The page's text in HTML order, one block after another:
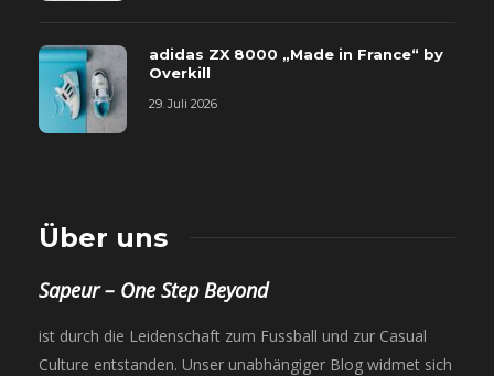
adidas ZX 8000 „Made in France“ by
Overkill
29. Juli 2026
Über uns
Sapeur – One Step Beyond
ist durch die Leidenschaft zum Fussball und zur Casual
Culture entstanden. Unser unabhängiger Blog widmet sich